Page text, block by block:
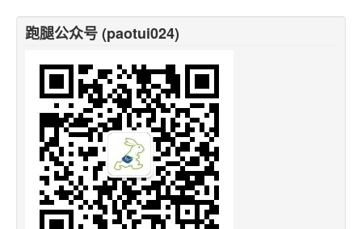
跑腿公众号 (paotui024)